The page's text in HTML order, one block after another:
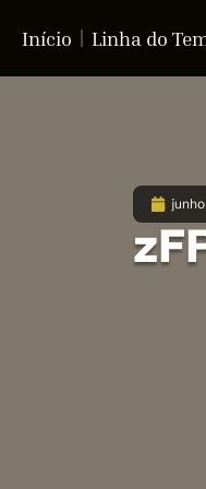
Início Linha do